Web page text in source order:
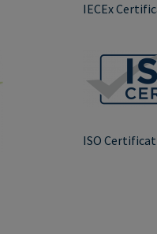
IECEx
ISO